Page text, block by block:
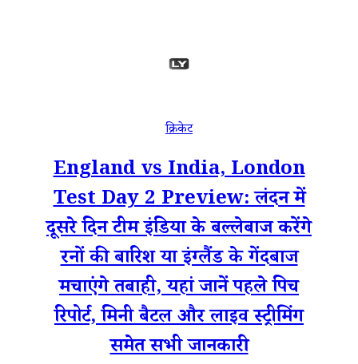
क्रिकेट
England vs India, London
Test Day 2 Preview: लंदन में
दूसरे दिन टीम इंडिया के बल्लेबाज करेंगे
रनों की बारिश या इंग्लैंड के गेंदबाज
मचाएंगे तबाही, यहां जानें पहले पिच
रिपोर्ट, मिनी बैटल और लाइव स्ट्रीमिंग
समेत सभी जानकारी